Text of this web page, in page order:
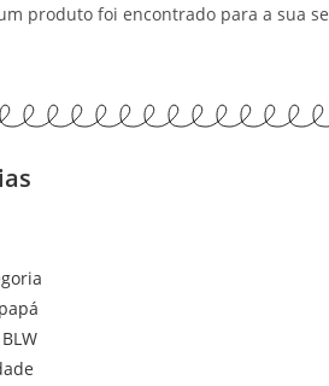
produto foi encontrado para a sua